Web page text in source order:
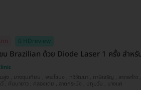
าก มี HDreview
น Brazilian ด้วย Diode Laser 1 ครั้ง สำห
, จตุจักร , บางนา , สมุทรปราการ , ประเวศ , บางซื่อ ,
ราชเทวี , คันนายาว , คลองเตย , ลาดกระบัง , ปทุมวัน , บางแค